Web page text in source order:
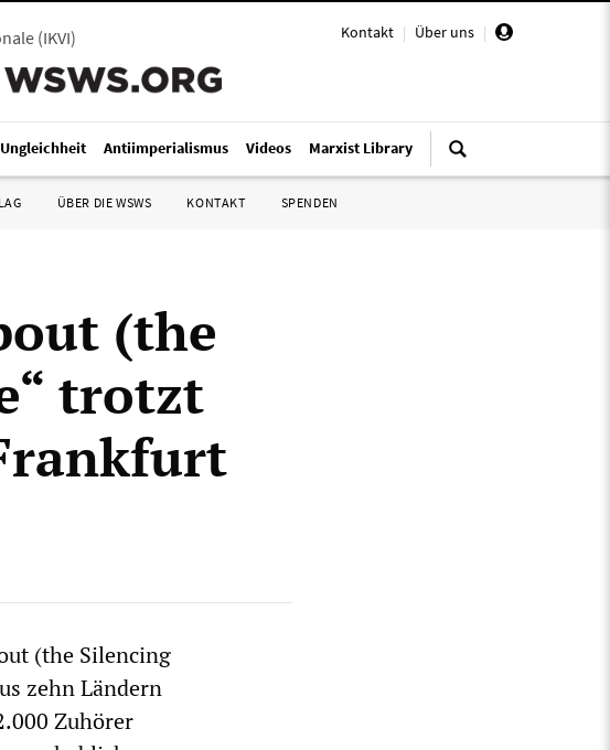
Kontakt | Über uns |
(IKVI)
Antiimperialismus Videos Marxist Library
ÜBER DIE WSWS KONTAKT SPENDEN
(the
trotzt
(the Silencing
zehn Ländern
Zuhörer